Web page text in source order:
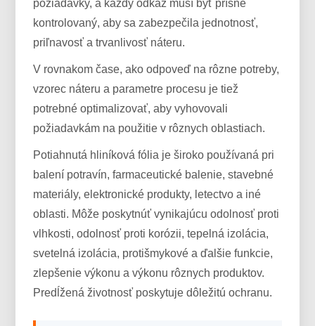
požiadavky, a každý odkaz musí byť prísne
kontrolovaný, aby sa zabezpečila jednotnosť,
priľnavosť a trvanlivosť náteru.
V rovnakom čase, ako odpoveď na rôzne potreby,
vzorec náteru a parametre procesu je tiež
potrebné optimalizovať, aby vyhovovali
požiadavkám na použitie v rôznych oblastiach.
Potiahnutá hliníková fólia je široko používaná pri
balení potravín, farmaceutické balenie, stavebné
materiály, elektronické produkty, letectvo a iné
oblasti. Môže poskytnúť vynikajúcu odolnosť proti
vlhkosti, odolnosť proti korózii, tepelná izolácia,
svetelná izolácia, protišmykové a ďalšie funkcie,
zlepšenie výkonu a výkonu rôznych produktov.
Predĺžená životnosť poskytuje dôležitú ochranu.